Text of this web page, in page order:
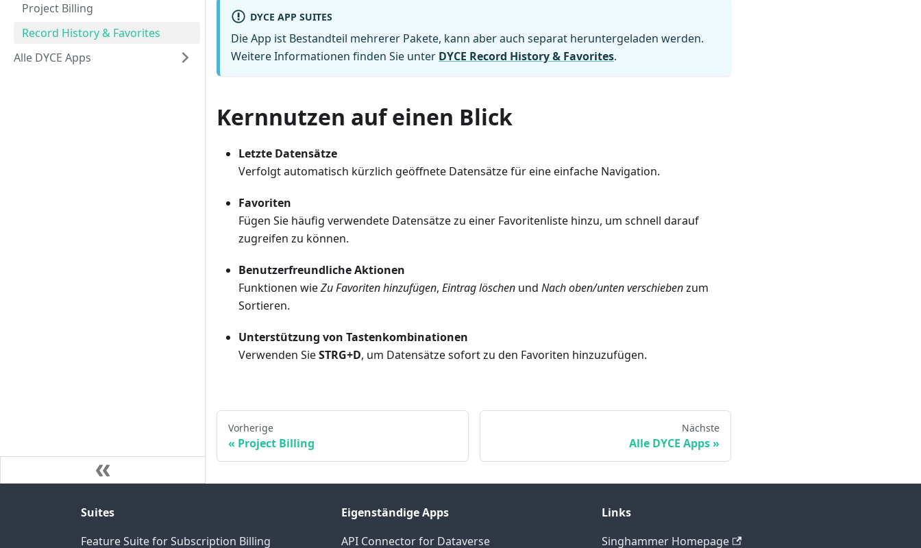
Project Billing
Record History & Favorites
Alle DYCE Apps
DYCE APP SUITES
Die App ist Bestandteil mehrerer Pakete, kann aber auch separat heruntergeladen werden.
Weitere Informationen finden Sie unter DYCE Record History & Favorites.
Kernnutzen auf einen Blick
Letzte Datensätze
Verfolgt automatisch kürzlich geöffnete Datensätze für eine einfache Navigation.
Favoriten
Fügen Sie häufig verwendete Datensätze zu einer Favoritenliste hinzu, um schnell darauf
zugreifen zu können.
Benutzerfreundliche Aktionen
Funktionen wieZu Favoriten hinzufügen, Eintrag löschen und Nach oben/unten verschiebenzum
Sortieren.
Unterstützung von Tastenkombinationen
Verwenden SieSTRG+D, um Datensätze sofort zu den Favoriten hinzuzufügen.
Vorherige
Project Billing
Nächste
Alle DYCE Apps
Suites
Feature Suite for Subscription Billing
Eigenständige Apps
API Connector for Dataverse
Links
Singhammer Homepage